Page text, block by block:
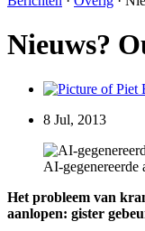
Nieuws?
8 Jul, 2013
AI-gegenereerde
Het probleem van
aanlopen: gister